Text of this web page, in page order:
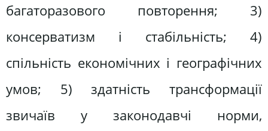
багаторазового повторення; 3)
консерватизм і стабільність; 4)
спільність економічних і географічних
умов; 5) здатність трансформації
звичаїв у законодавчі норми,